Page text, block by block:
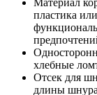
пластика
хлебные
Отсек для
длины шнура